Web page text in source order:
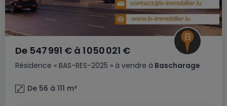
Résidence « BAS-RES-2025 » à vendre à Bascharage
De 547 991 € à 1 050 021 €
De 56 à 111 m²